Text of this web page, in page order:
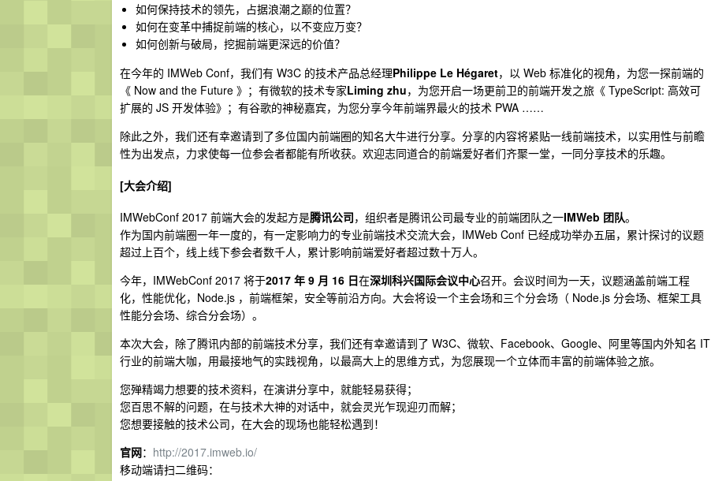
如何保持技术的领先，占据浪潮之巅的位置？
如何在变革中捕捉前端的核心，以不变应万变？
如何创新与破局，挖掘前端更深远的价值？
在今年的 IMWeb Conf，我们有 W3C 的技术产品总经理Philippe Le Hégaret，以 Web 标准化的视角，为您一探前端的
《 Now and the Future 》；有微软的技术专家Liming zhu，为您开启一场更前卫的前端开发之旅《 TypeScript: 高效可
扩展的 JS 开发体验》；有谷歌的神秘嘉宾，为您分享今年前端界最火的技术 PWA ……
除此之外，我们还有幸邀请到了多位国内前端圈的知名大牛进行分享。分享的内容将紧贴一线前端技术，以实用性与前瞻
性为出发点，力求使每一位参会者都能有所收获。欢迎志同道合的前端爱好者们齐聚一堂，一同分享技术的乐趣。
[大会介绍]
IMWebConf 2017 前端大会的发起方是腾讯公司，组织者是腾讯公司最专业的前端团队之一IMWeb 团队。
作为国内前端圈一年一度的，有一定影响力的专业前端技术交流大会，IMWeb Conf 已经成功举办五届，累计探讨的议题
超过上百个，线上线下参会者数千人，累计影响前端爱好者超过数十万人。
今年，IMWebConf 2017 将于2017 年 9 月 16 日在深圳科兴国际会议中心召开。会议时间为一天，议题涵盖前端工程
化，性能优化，Node.js ，前端框架，安全等前沿方向。大会将设一个主会场和三个分会场（ Node.js 分会场、框架工具
性能分会场、综合分会场）。
本次大会，除了腾讯内部的前端技术分享，我们还有幸邀请到了 W3C、微软、Facebook、Google、阿里等国内外知名 IT
行业的前端大咖，用最接地气的实践视角，以最高大上的思维方式，为您展现一个立体而丰富的前端体验之旅。
您殚精竭力想要的技术资料，在演讲分享中，就能轻易获得；
您百思不解的问题，在与技术大神的对话中，就会灵光乍现迎刃而解；
您想要接触的技术公司，在大会的现场也能轻松遇到！
官网： http://2017.imweb.io/
移动端请扫二维码：